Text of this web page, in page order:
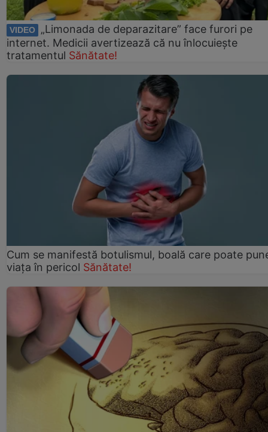
VIDEO
„Limonada de deparazitare” face furori pe
internet. Medicii avertizează că nu înlocuiește
tratamentul Sănătate!
Cum se manifestă botulismul, boală care poate
viaţa în pericol Sănătate!